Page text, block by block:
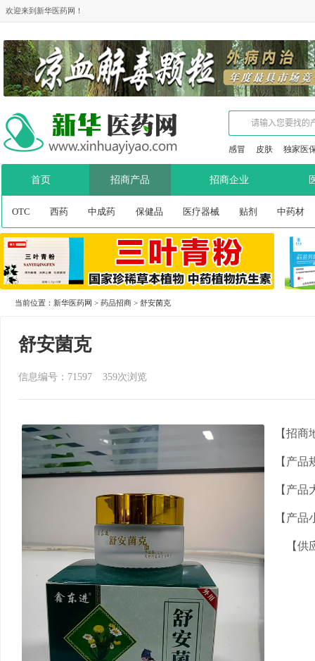
欢迎来到新华医药网！
感冒 皮肤 独家医
首页 招商产品 招商企业
OTC 西药 中成药 保健品 医疗器械 贴剂 中药材
当前位置： 新华医药网 > 药品招商 > 舒安菌克
舒安菌克
信息编号：71597 359次浏览
【招商
【产品
【产品
【产品
【供